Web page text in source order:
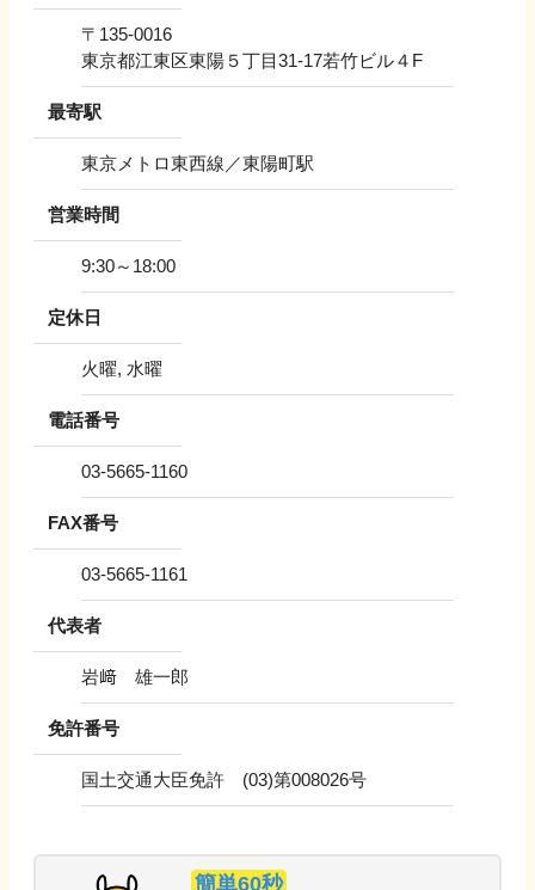
〒 135-0016
東京都江東区東陽５丁目31-17若竹ビル４F
最寄駅
東京メトロ東西線／東陽町駅
営業時間
9:30～18:00
定休日
火曜, 水曜
電話番号
03-5665-1160
FAX番号
03-5665-1161
代表者
岩﨑 雄一郎
免許番号
国土交通大臣免許 (03)第008026号
簡単60秒